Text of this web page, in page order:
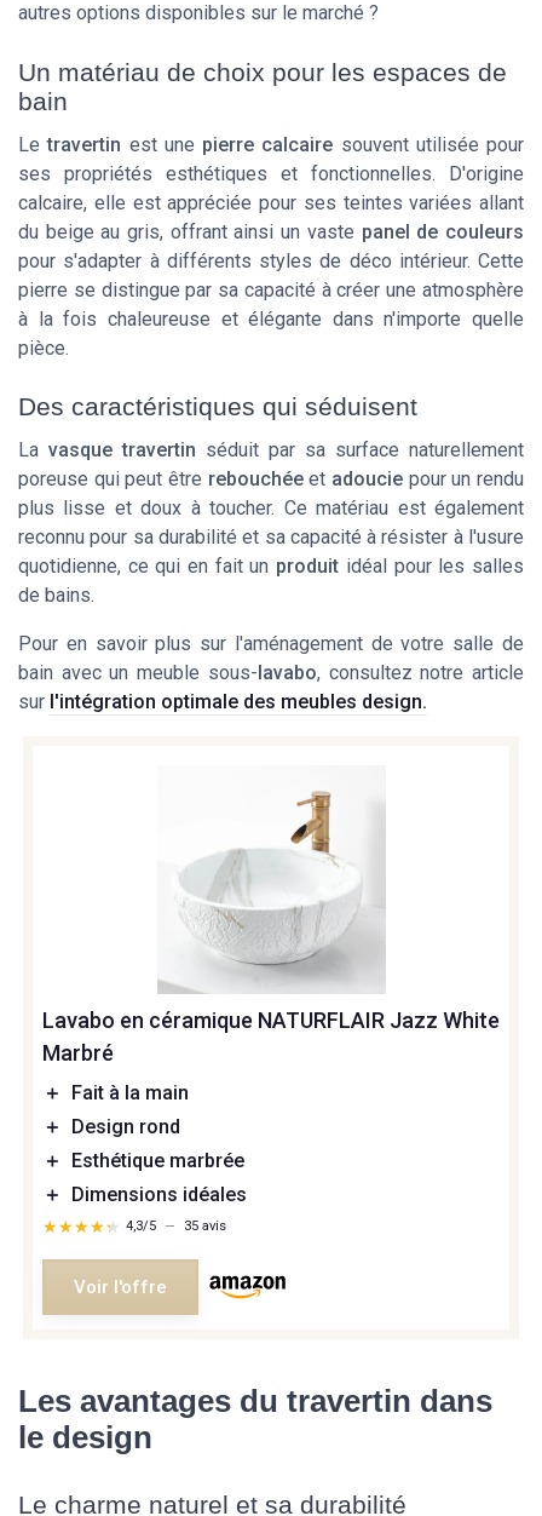
autres options disponibles sur le marché ?
Un matériau de choix pour les espaces de
bain
Letravertin est une pierre calcaire souvent utilisée pour
ses propriétés esthétiques et fonctionnelles. D'origine
calcaire, elle est appréciée pour ses teintes variées allant
du beige au gris, offrant ainsi un vaste panel de couleurs
pour s'adapter à différents styles de déco intérieur. Cette
pierre se distingue par sa capacité à créer une atmosphère
à la fois chaleureuse et élégante dans n'importe quelle
pièce.
Des caractéristiques qui séduisent
La vasque travertin séduit par sa surface naturellement
poreuse qui peut être rebouchéeet adoucie pour un rendu
plus lisse et doux à toucher. Ce matériau est également
reconnu pour sa durabilité et sa capacité à résister à l'usure
quotidienne, ce qui en fait un produit idéal pour les salles
de bains.
Pour en savoir plus sur l'aménagement de votre salle de
bain avec un meuble sous-lavabo, consultez notre article
sur l'intégration optimale des meubles design.
Lavabo en céramique NATURFLAIR Jazz White
Marbré
＋
Fait à la main
＋
Design rond
＋
Esthétique marbrée
＋
Dimensions idéales
★★★★★
★★★★★ 4,3/5 — 35 avis
Voir l'offre
Les avantages du travertin dans
le design
Le charme naturel et sa durabilité